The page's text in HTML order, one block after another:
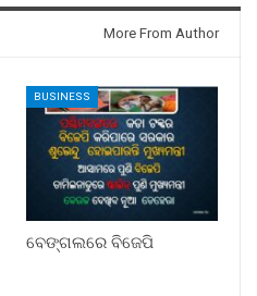
More From Author
BUSINESS
ବେଙ୍ଗଲରେ ବିଜେପି